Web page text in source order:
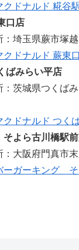
クドナルド 糀谷
口店
：埼玉県蕨市塚
クドナルド 蕨東
ばみらい平店
：茨城県つくば
クドナルド つく
よら古川橋駅
：大阪府門真市
ーガーキング そ